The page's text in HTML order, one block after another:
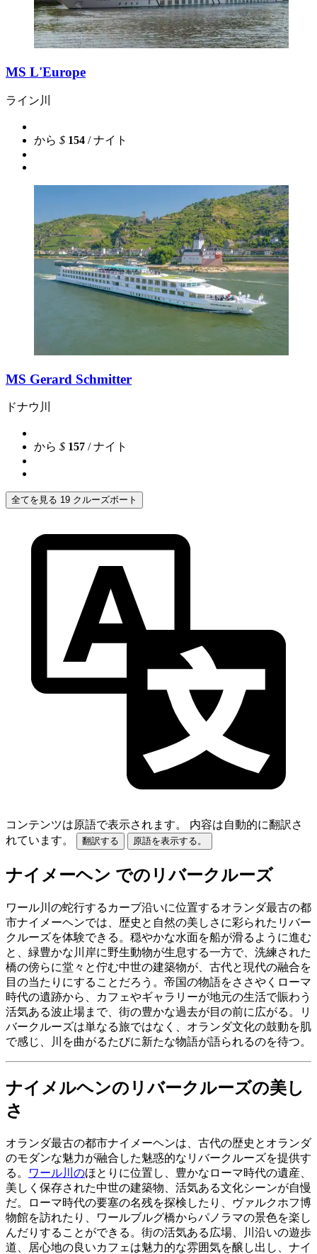
MS L'Europe
ライン川
から $ 154 / ナイト
MS Gerard Schmitter
ドナウ川
から $ 157 / ナイト
全てを見る 19 クルーズボート
コンテンツは原語で表示されます。
内容は自動的に翻訳さ
れています。
翻訳する 原語を表示する。
ナイメーヘン でのリバークルーズ
ワール川の蛇行するカーブ沿いに位置するオランダ最古の都
市ナイメーヘンでは、歴史と自然の美しさに彩られたリバー
クルーズを体験できる。穏やかな水面を船が滑るように進む
と、緑豊かな川岸に野生動物が生息する一方で、洗練された
橋の傍らに堂々と佇む中世の建築物が、古代と現代の融合を
目の当たりにすることだろう。帝国の物語をささやくローマ
時代の遺跡から、カフェやギャラリーが地元の生活で賑わう
活気ある波止場まで、街の豊かな過去が目の前に広がる。リ
バークルーズは単なる旅ではなく、オランダ文化の鼓動を肌
で感じ、川を曲がるたびに新たな物語が語られるのを待つ。
ナイメルヘンのリバークルーズの美し
さ
オランダ最古の都市ナイメーヘンは、古代の歴史とオランダ
のモダンな魅力が融合した魅惑的なリバークルーズを提供す
る。
ワール川のほとりに位置し、豊かなローマ時代の遺産、
美しく保存された中世の建築物、活気ある文化シーンが自慢
だ。ローマ時代の要塞の名残を探検したり、ヴァルクホフ博
物館を訪れたり、ワールブルグ橋からパノラマの景色を楽し
んだりすることができる。街の活気ある広場、川沿いの遊歩
道、居心地の良いカフェは魅力的な雰囲気を醸し出し、ナイ